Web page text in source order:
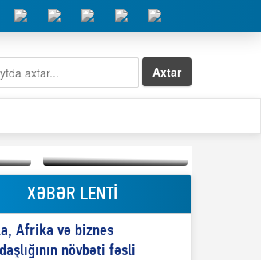
Axtar
və
Elşad Abdullayevin
erməniləri
maliyyələşdirən oğlu
niyə Azərbaycana
ekstradisiya olunmur?
XƏBƏR LENTİ
Afrika və biznes
növbəti fəsli